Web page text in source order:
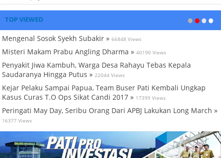
TOP VIEWED
Mengenal Sosok Syekh Subakir » 66848 Views
Misteri Makam Prabu Angling Dharma » 40190 Views
Penyakit Jiwa Kambuh, Warga Desa Rahayu Tebas Kepala
Saudaranya Hingga Putus » 22044 Views
Kejar Pelaku Sampai Papua, Team Buser Pati Kembali Ungkap
Kasus Curas T.O Ops Sikat Candi 2017 » 17399 Views
Peringati May Day, Seribu Orang Dari APBJ Lakukan Long March »
16377 Views